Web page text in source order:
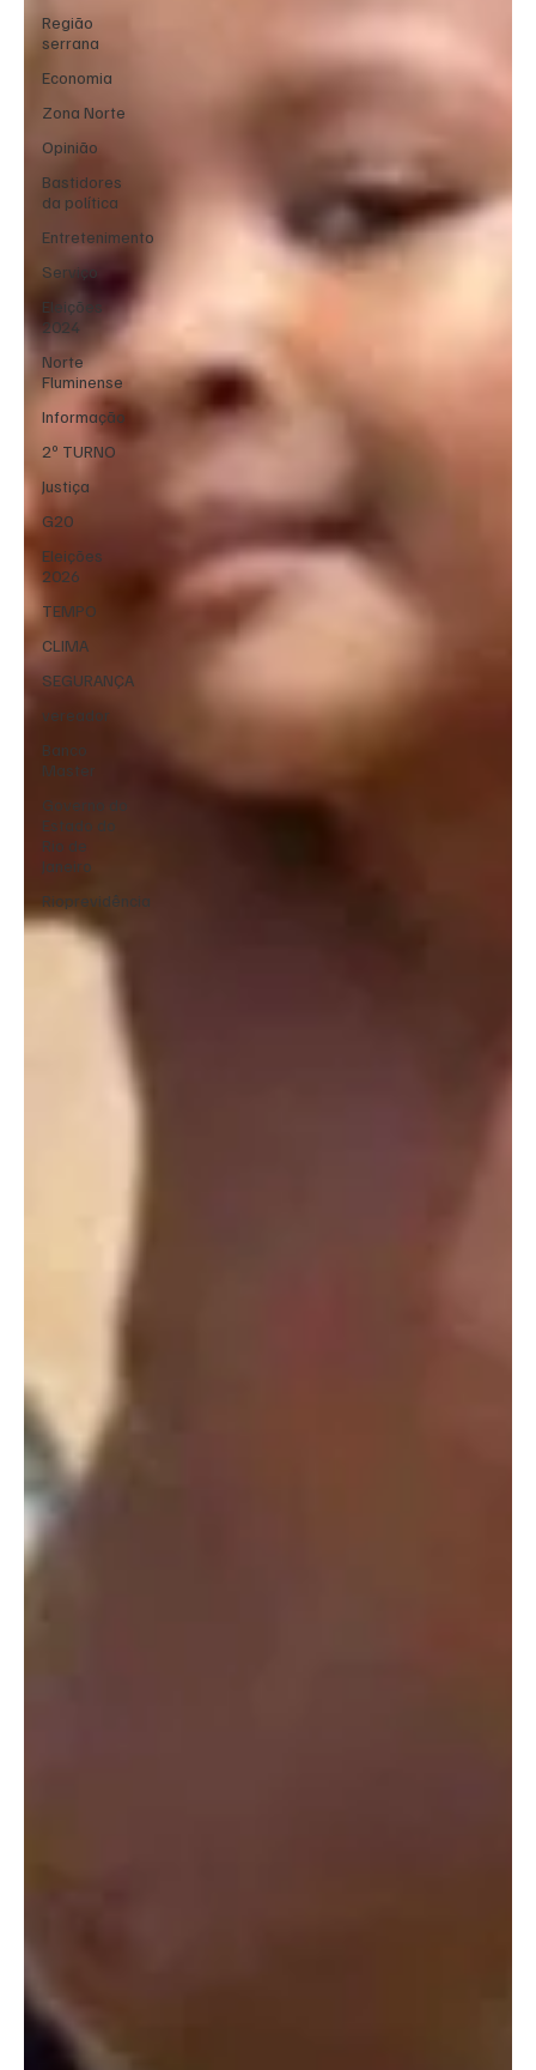
Região
serrana
Economia
Zona Norte
Opinião
Bastidores
da política
Entretenimento
Serviço
Eleições
2024
Norte
Fluminense
Informação
2º TURNO
Justiça
G20
Eleições
2026
TEMPO
CLIMA
SEGURANÇA
vereador
Banco
Master
Governo do
Estado do
Rio de
Janeiro
Rioprevidência